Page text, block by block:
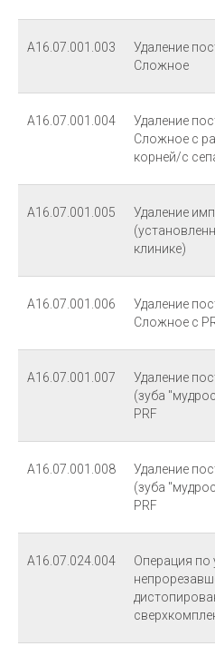
А16.07.001.003
Удаление
Сложное
А16.07.001.004
Удаление
Сложное с
корней/с
А16.07.001.005
Удаление
клинике)
А16.07.001.006
Удаление
Сложное с
А16.07.001.007
Удаление
(зуба
PRF
А16.07.001.008
Удаление
(зуба
PRF
А16.07.024.004
Операция по
+7-951-324-54-35
УСЛУГИ
Пародонтологическое лечение
Фотодинамическая терапия
Лечение каналов
Протезирование
акциями и
в группе
Вс: выходной
г. Курск, проспект Победы, д.4, оф. 6